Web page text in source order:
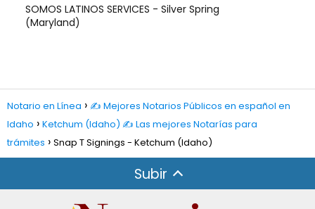
SOMOS LATINOS SERVICES - Silver Spring
(Maryland)
Notario en Línea
✍️ Mejores Notarios Públicos en español en
Idaho
Ketchum (Idaho) ✍️ Las mejores Notarías para
trámites
Snap T Signings - Ketchum (Idaho)
Subir